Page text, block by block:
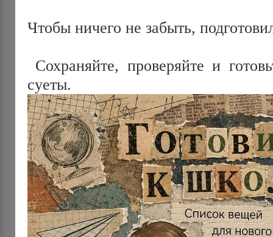
Чтобы ничего не забыть,
суеты.